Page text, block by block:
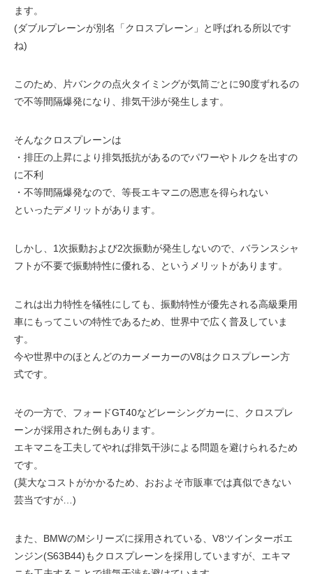
ます。
(ダブルプレーンが別名「クロスプレーン」と呼ばれる所以です
ね)
このため、片バンクの点火タイミングが気筒ごとに90度ずれるの
で不等間隔爆発になり、排気干渉が発生します。
そんなクロスプレーンは
・排圧の上昇により排気抵抗があるのでパワーやトルクを出すの
に不利
・不等間隔爆発なので、等長エキマニの恩恵を得られない
といったデメリットがあります。
しかし、1次振動および2次振動が発生しないので、バランスシャ
フトが不要で振動特性に優れる、というメリットがあります。
これは出力特性を犠牲にしても、振動特性が優先される高級乗用
車にもってこいの特性であるため、世界中で広く普及していま
す。
今や世界中のほとんどのカーメーカーのV8はクロスプレーン方
式です。
その一方で、フォードGT40などレーシングカーに、クロスプレ
ーンが採用された例もあります。
エキマニを工夫してやれば排気干渉による問題を避けられるため
です。
(莫大なコストがかかるため、おおよそ市販車では真似できない
芸当ですが…)
また、BMWのMシリーズに採用されている、V8ツインターボエ
ンジン(S63B44)もクロスプレーンを採用していますが、エキマ